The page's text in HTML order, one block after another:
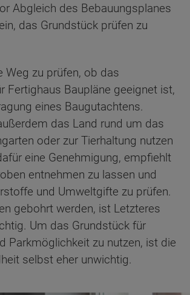
Abgleich des Bebauungsplanes
das Grundstück prüfen zu
Weg zu prüfen, ob das
Fertighaus Baupläne geeignet ist,
eines Baugutachtens.
das Land rund um das
oder zur Tierhaltung nutzen
eine Genehmigung, empfiehlt
entnehmen zu lassen und
und Umweltgifte zu prüfen.
gebohrt werden, ist Letzteres
Um das Grundstück für
Parkmöglichkeit zu nutzen, ist die
selbst eher unwichtig.